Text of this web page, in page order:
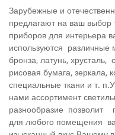
Зарубежные и
предлагают на ваш выбор
приборов для интерьера
используются различные
бронза, латунь,
рисовая бумага, зеркала,
специальные ткани и т.
нами ассортимент
разнообразие позволит
для любого помещения